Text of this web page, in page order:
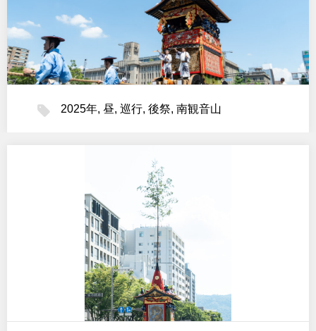
2025年, 昼, 巡行, 後祭, 南観音山